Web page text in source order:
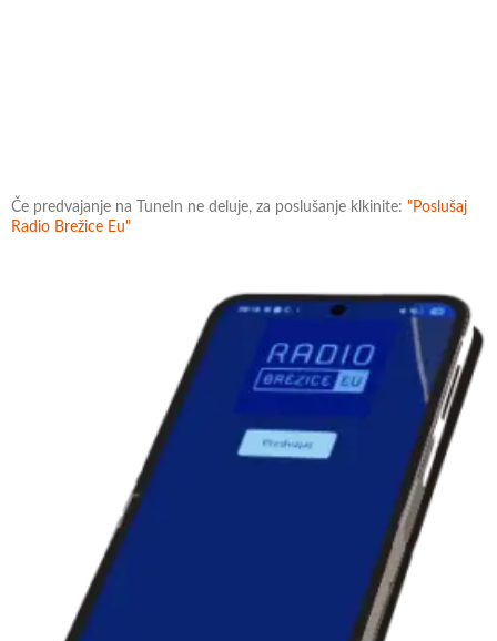
Če predvajanje na TuneIn ne deluje, za poslušanje klkinite: "Poslušaj
Radio Brežice Eu"